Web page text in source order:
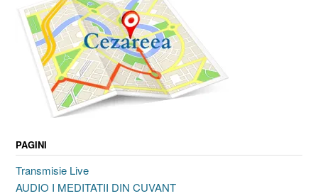
PAGINI
Transmisie Live
AUDIO I MEDITATII DIN CUVANT